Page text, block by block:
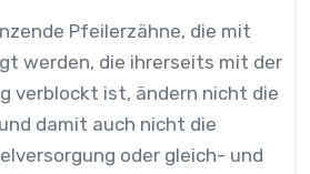
Pfeilerzähne, die mit
werden, die ihrerseits mit der
verblockt ist, ändern nicht die
damit auch nicht die
oder gleich- und